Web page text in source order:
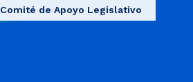
Comité de Apoyo Legislativo